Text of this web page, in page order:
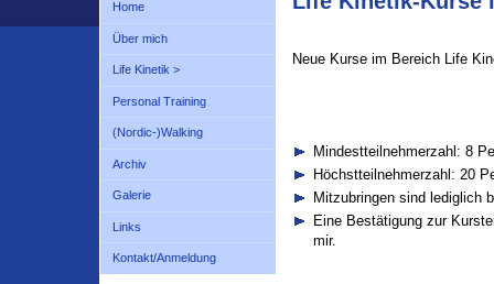
Home
Über mich
Life Kinetik >
Personal Training
(Nordic-)Walking
Archiv
Galerie
Links
Kontakt/Anmeldung
Neue Kurse im Bereich Life
Mindestteilnehmerzahl: 8
Höchstteilnehmerzahl: 20
Mitzubringen sind lediglich
Eine Bestätigung zur
mir.